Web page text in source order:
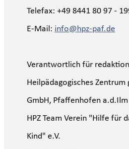
Telefax: +49 8441 80 97 -
E-Mail: info@hpz-paf.de
Verantwortlich für
Heilpädagogisches Zentrum
GmbH, Pfaffenhofen a.d.Ilm
HPZ Team Verein "Hilfe für
Kind" e.V.